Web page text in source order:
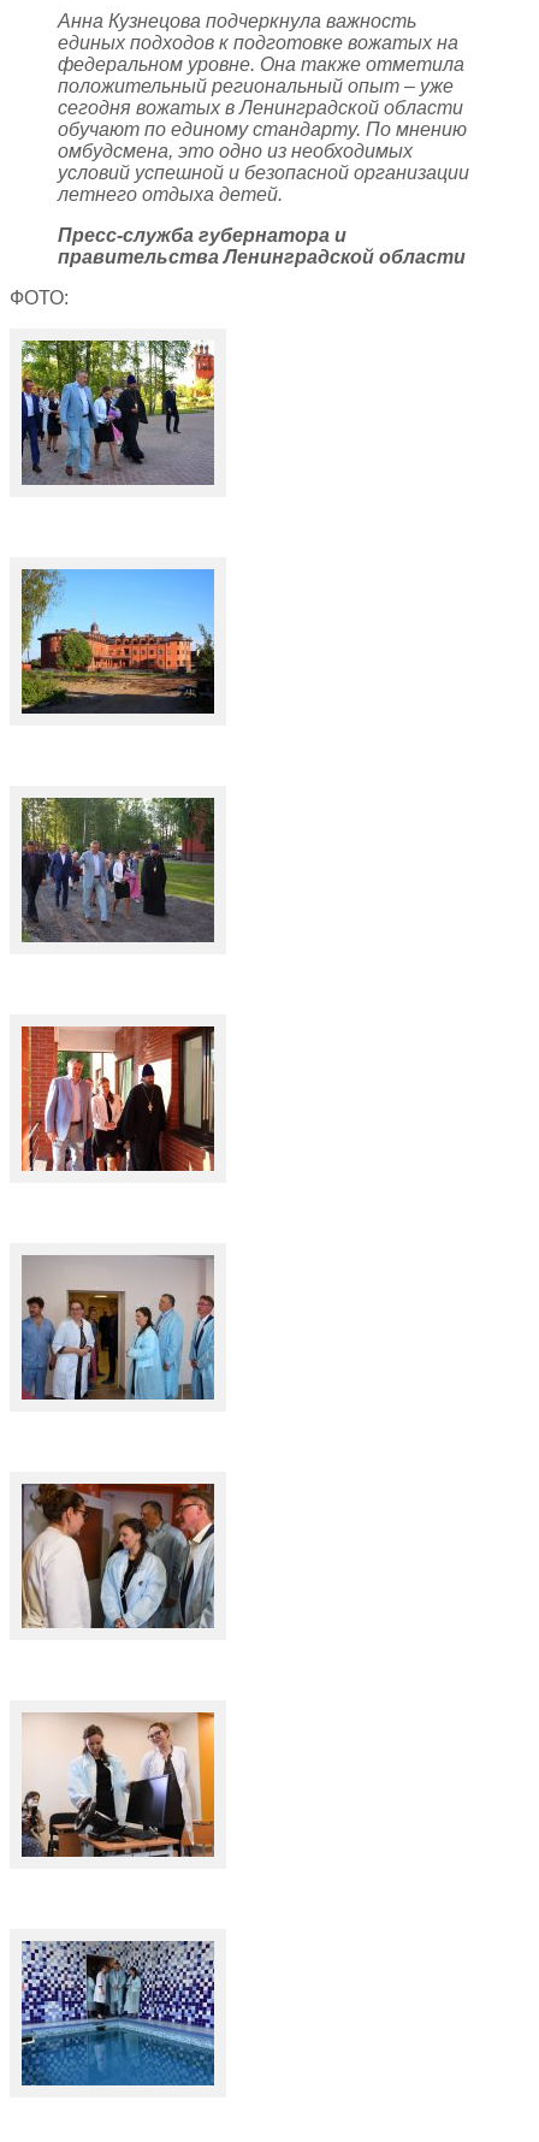
Анна Кузнецова подчеркнула важность
единых подходов к подготовке вожатых на
федеральном уровне. Она также отметила
положительный региональный опыт – уже
сегодня вожатых в Ленинградской области
обучают по единому стандарту. По мнению
омбудсмена, это одно из необходимых
условий успешной и безопасной организации
летнего отдыха детей.
Пресс-служба губернатора и
правительства Ленинградской области
ФОТО: